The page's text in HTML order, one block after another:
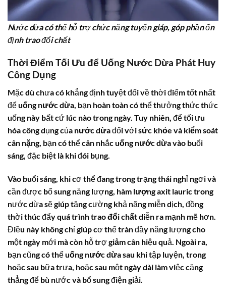
Nước dừa có thể hỗ trợ chức năng tuyến giáp, góp phần ổn
định trao đổi chất
Thời Điểm Tối Ưu để Uống Nước Dừa Phát Huy
Công Dụng
Mặc dù chưa có khẳng định tuyệt đối về thời điểm tốt nhất
đểuống nước dừa , bạn hoàn toàn có thể thưởng thức thức
uống này bất cứ lúc nào trong ngày. Tuy nhiên, để tối ưu
hóa công dụng của nước dừađối vớisức khỏe và kiểm soát
cân nặng, bạn có thể cân nhắcuống nước dừavào buổi
sáng, đặc biệt là khi đói bụng.
Vào buổi sáng, khi cơ thể đang trong trạng thái nghỉ ngơi và
cần được bổ sung năng lượng, hàm lượng axit laurictrong
nước dừa sẽ giúp tăng cường khả năng miễn dịch, đồng
thời thúc đẩyquá trình trao đổi chấtdiễn ra mạnh mẽ hơn.
Điều này không chỉ giúp cơ thể tràn đầy năng lượng cho
một ngày mới mà còn hỗ trợ giảm cân hiệu quả. Ngoài ra,
bạn cũng có thểuống nước dừasau khi tập luyện, trong
hoặc sau bữa trưa, hoặc sau một ngày dài làm việc căng
thẳng để bù nước và bổ sung điện giải.